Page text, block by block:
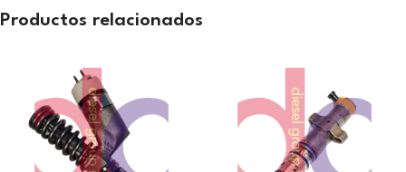
Productos relacionados